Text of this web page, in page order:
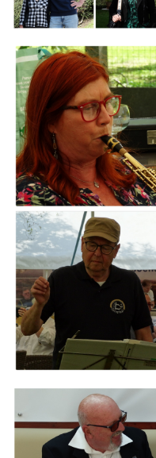
Branding
ARMCHAIR
ARMCHAIR